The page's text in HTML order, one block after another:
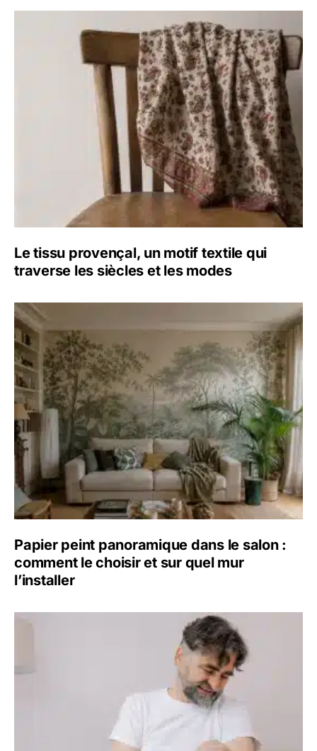
Le tissu provençal, un motif textile qui
traverse les siècles et les modes
Papier peint panoramique dans le salon :
comment le choisir et sur quel mur
l’installer